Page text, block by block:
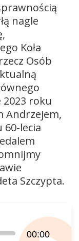
nagle
Koła
Osób
roku
Andrzejem,
lecia
Szczypta.
00:00